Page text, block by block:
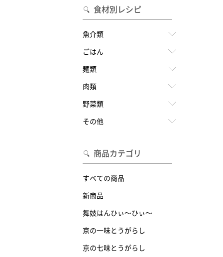
食材別レシピ
魚介類
ごはん
麺類
肉類
野菜類
その他
商品カテゴリ
すべての商品
新商品
舞妓はんひぃ～ひぃ～
京の一味とうがらし
京の七味とうがらし